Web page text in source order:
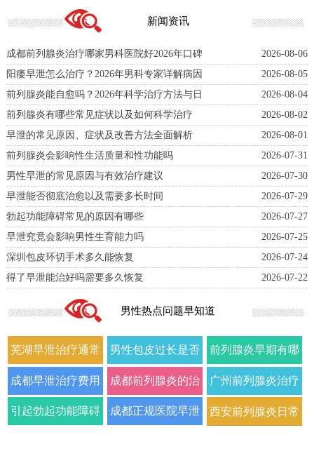
新闻资讯
成都前列腺炎治疗哪家男科医院好2026年口碑
2026-08-06
阳痿早泄怎么治疗？2026年男科专家详解病因
2026-08-05
前列腺炎能自愈吗？2026年科学治疗方法与日
2026-08-04
前列腺炎有哪些常见症状以及如何科学治疗
2026-08-02
早泄的常见原因、症状及改善方法全面解析
2026-08-01
前列腺炎会影响性生活质量和性功能吗
2026-07-31
男性早泄的常见原因与有效治疗建议
2026-07-30
早泄能否彻底治愈以及需要多长时间
2026-07-29
勃起功能障碍常见的原因有哪些
2026-07-27
早泄究竟会影响男性生育能力吗
2026-07-25
深圳包皮环切手术多久能恢复
2026-07-24
得了早泄能治好吗需要多久恢复
2026-07-22
男性热点问题早知道
芜湖早泄治疗通常
需要多少钱
男性包皮过长是否
会影响生育能力
前列腺炎早期有哪
些症状需要及时就
医
成都早泄治疗费用
大概多少
成都前列腺炎的治
疗方法及费用大概
广州前列腺炎治疗
费用大概多少钱
引起勃起功能障碍 成都正规医院早泄 西安前列腺炎日常